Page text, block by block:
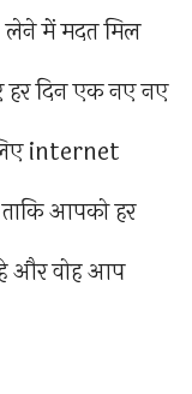
में मदत मिल
दिन एक नए नए
internet
आपको हर
और वोह आप